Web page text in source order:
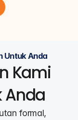
Untuk Anda
Kami
Anda
formal,